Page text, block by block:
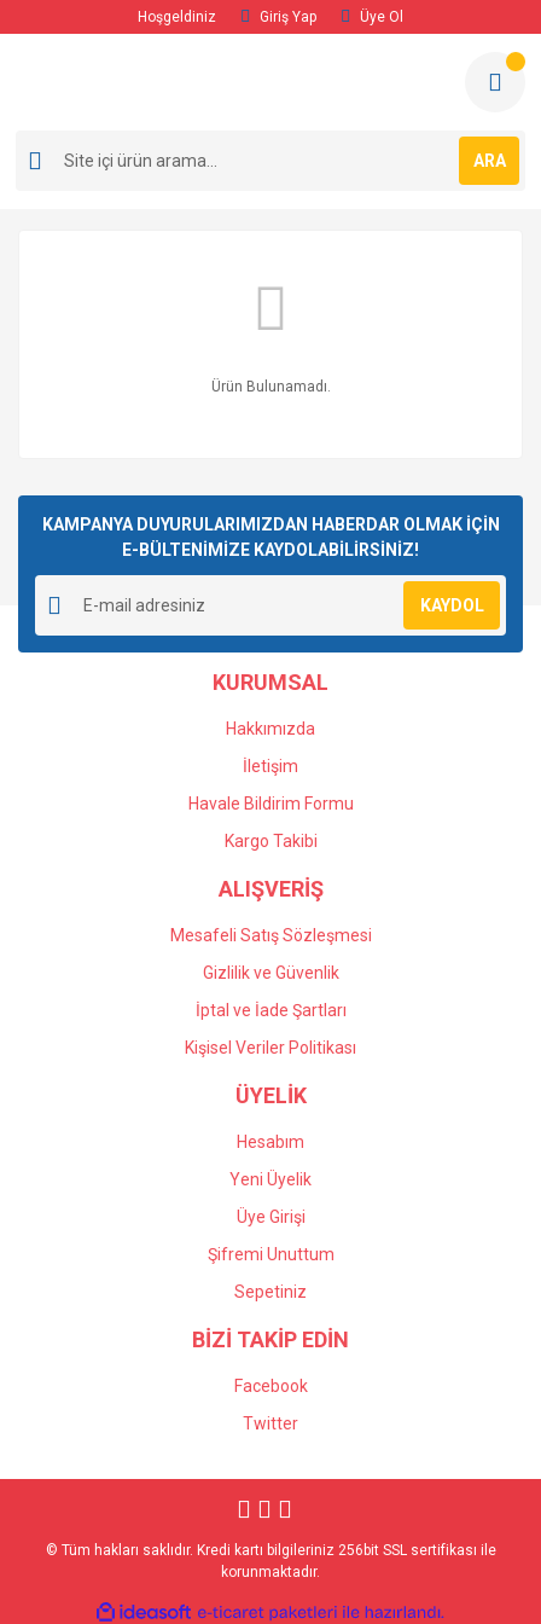
Hoşgeldiniz Giriş Yap Üye Ol
ARA
Ürün Bulunamadı.
KAMPANYA DUYURULARIMIZDAN HABERDAR OLMAK İÇİN
E-BÜLTENİMİZE KAYDOLABİLİRSİNİZ!
KAYDOL
KURUMSAL
Hakkımızda
İletişim
Havale Bildirim Formu
Kargo Takibi
ALIŞVERİŞ
Mesafeli Satış Sözleşmesi
Gizlilik ve Güvenlik
İptal ve İade Şartları
Kişisel Veriler Politikası
ÜYELİK
Hesabım
Yeni Üyelik
Üye Girişi
Şifremi Unuttum
Sepetiniz
BİZİ TAKİP EDİN
Facebook
Twitter
© Tüm hakları saklıdır. Kredi kartı bilgileriniz 256bit SSL sertifikası ile
korunmaktadır.
ideasoft e-